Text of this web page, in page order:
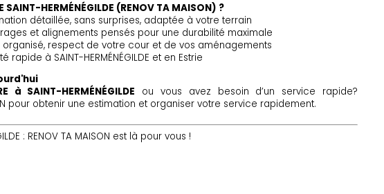
HERMÉNÉGILDE (RENOV TA MAISON) ?
détaillée, sans surprises, adaptée à votre terrain
et alignements pensés pour une durabilité maximale
respect de votre cour et de vos aménagements
rapide à SAINT-HERMÉNÉGILDE et en Estrie
à SAINT-HERMÉNÉGILDE ou vous avez besoin d’un service rapide?
pour obtenir une estimation et organiser votre service rapidement.
: RENOV TA MAISON est là pour vous !